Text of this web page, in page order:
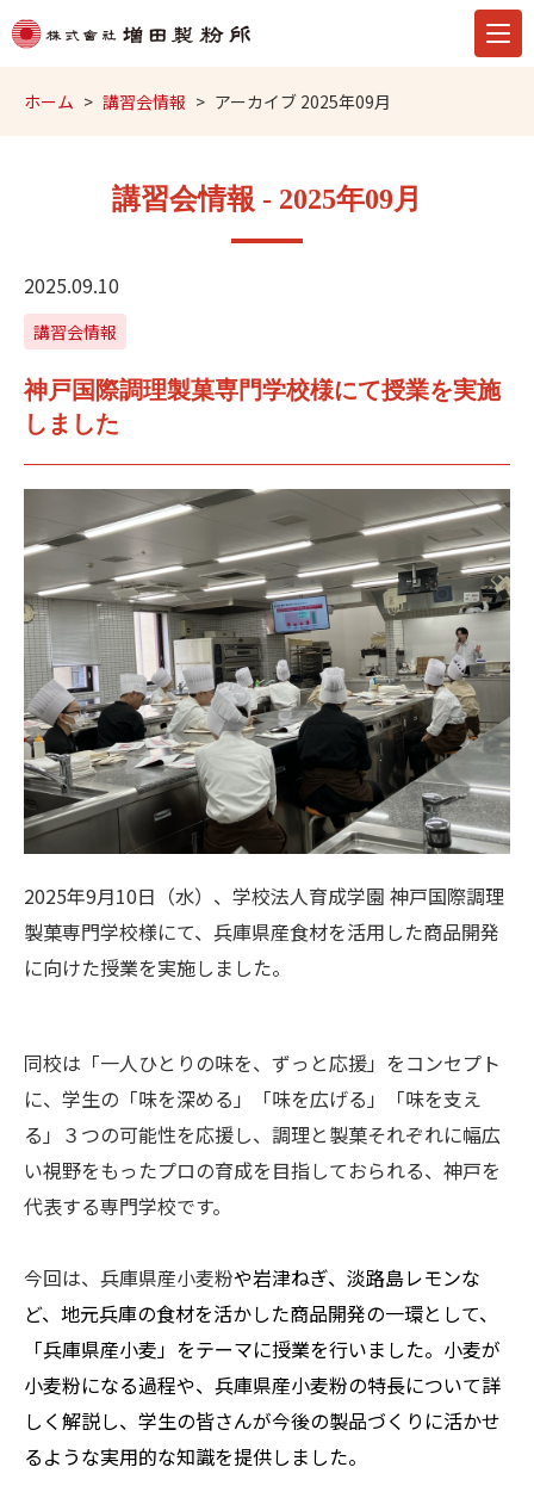
ホーム 講習会情報 アーカイブ 2025年09月
講習会情報 - 2025年09月
2025.09.10
講習会情報
神戸国際調理製菓専門学校様にて授業を実施
しました
2025年9月10日（水）、学校法人育成学園 神戸国際調理
製菓専門学校様にて、兵庫県産食材を活用した商品開発
に向けた授業を実施しました。
同校は「一人ひとりの味を、ずっと応援」をコンセプト
に、学生の「味を深める」「味を広げる」「味を支え
る」３つの可能性を応援し、調理と製菓それぞれに幅広
い視野をもったプロの育成を目指しておられる、神戸を
代表する専門学校です。
今回は、兵庫県産小麦粉や岩津ねぎ、淡路島レモンな
ど、地元兵庫の食材を活かした商品開発の一環として、
「兵庫県産小麦」をテーマに授業を行いました。小麦が
小麦粉になる過程や、兵庫県産小麦粉の特長について詳
しく解説し、学生の皆さんが今後の製品づくりに活かせ
るような実用的な知識を提供しました。